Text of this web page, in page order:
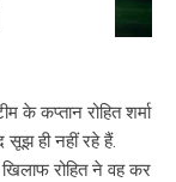
के कप्तान रोहित शर्मा
ही नहीं रहे हैं.
रोहित ने वह कर